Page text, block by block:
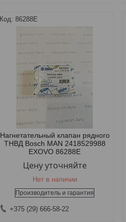
86288E
Нагнетательный клапан рядного
ТНВД Bosch MAN 2418529988
EXOVO 86288E
Цену уточняйте
Нет в наличии
Производитель и гарантия
+375 (29) 666-58-22